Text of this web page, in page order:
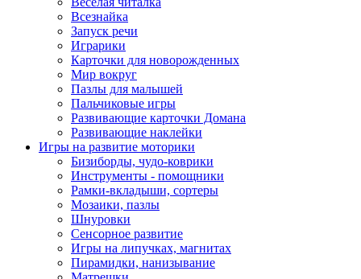
Всезнайка
Запуск речи
Играрики
Карточки для новорожденных
Мир вокруг
Пазлы для малышей
Пальчиковые игры
Развивающие карточки Домана
Развивающие наклейки
Игры на развитие моторики
Бизиборды, чудо-коврики
Инструменты - помощники
Рамки-вкладыши, сортеры
Мозаики, пазлы
Шнуровки
Сенсорное развитие
Игры на липучках, магнитах
Пирамидки, нанизывание